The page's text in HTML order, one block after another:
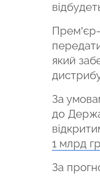
який
За
до
1 млрд
За